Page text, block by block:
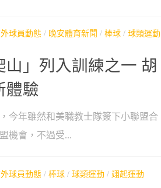
球員動態 / 晚安體育新聞 / 棒球 / 球類運動
山」列入訓練之一 胡
體驗
今年雖然和美職教士隊簽下小聯盟合
機會，不過受...
球員動態 / 棒球 / 球類運動 / 翊起運動